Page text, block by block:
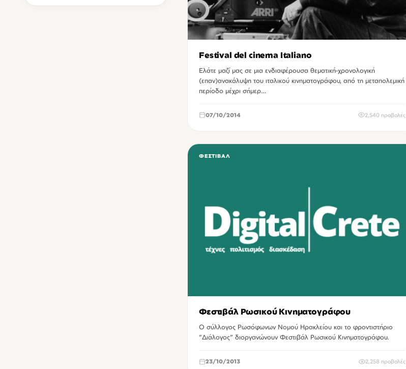
Festival del cinema Italiano
Ελάτε μαζί μας σε μια ενδιαφέρουσα θεματική-χρονολογική
(επαν)ανακάλυψη του ιταλικού κινηματογράφου, από τη μεταπολεμική
περίοδο μέχρι σήμερ…
07/10/2014 2,540 προβολές
ΦΕΣΤΙΒΆΛ
Φεστιβάλ Ρωσικού Κινηματογράφου
Ο σύλλογος Ρωσόφωνων Νομού Ηρακλείου και το φροντιστήριο
"Διάλογος" διοργανώνουν Φεστιβάλ Ρωσικού Κινηματογράφου.
23/10/2013 2,258 προβολές